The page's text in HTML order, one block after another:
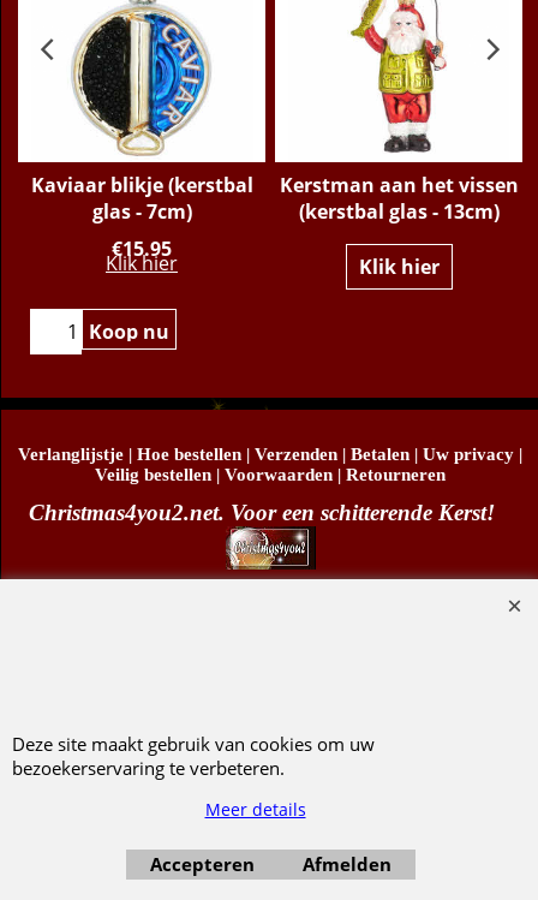
Kaviaar blikje (kerstbal
glas - 7cm)
€15.95
Klik hier
Koop nu
Kerstman aan het vissen
(kerstbal glas - 13cm)
Klik hier
Verlanglijstje | Hoe bestellen | Verzenden | Betalen | Uw privacy |
Veilig bestellen | Voorwaarden | Retourneren
Christmas4you2.net. Voor een schitterende Kerst!
Webwinkel gemaakt met ShopFactory webwinkel software.
Deze site maakt gebruik van cookies om uw
bezoekerservaring te verbeteren.
Meer details
Accepteren Afmelden